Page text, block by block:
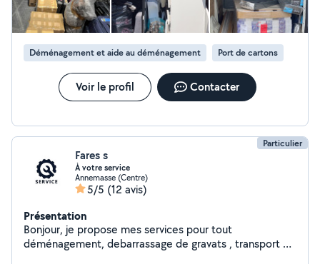
Déménagement et aide au déménagement Port de cartons
Voir le profil Contacter
Particulier
Fares s
À votre service
Annemasse (Centre)
5/5 (12 avis)
Présentation
Bonjour, je propose mes services pour tout
déménagement, debarrassage de gravats , transport à